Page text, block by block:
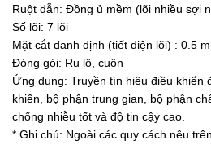
Ruột dẫn: Đồng ủ mềm (lõi nhiều sợi
Số lõi: 7 lõi
Mặt cắt danh định (tiết diện lõi) : 0.5
Đóng gói: Ru lô, cuộn
Ứng dụng: Truyền tín hiệu điều khiển
khiển, bộ phận trung gian, bộ phận
chống nhiễu tốt và độ tin cậy cao.
* Ghi chú: Ngoài các quy cách nêu